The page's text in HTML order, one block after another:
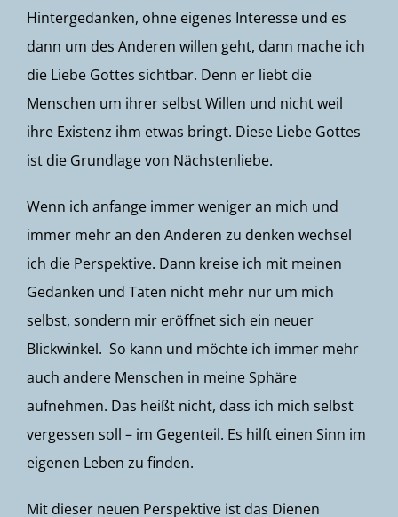
Hintergedanken, ohne eigenes Interesse und es
dann um des Anderen willen geht, dann mache ich
die Liebe Gottes sichtbar. Denn er liebt die
Menschen um ihrer selbst Willen und nicht weil
ihre Existenz ihm etwas bringt. Diese Liebe Gottes
ist die Grundlage von Nächstenliebe.
Wenn ich anfange immer weniger an mich und
immer mehr an den Anderen zu denken wechsel
ich die Perspektive. Dann kreise ich mit meinen
Gedanken und Taten nicht mehr nur um mich
selbst, sondern mir eröffnet sich ein neuer
Blickwinkel. So kann und möchte ich immer mehr
auch andere Menschen in meine Sphäre
aufnehmen. Das heißt nicht, dass ich mich selbst
vergessen soll – im Gegenteil. Es hilft einen Sinn im
eigenen Leben zu finden.
Mit dieser neuen Perspektive ist das Dienen